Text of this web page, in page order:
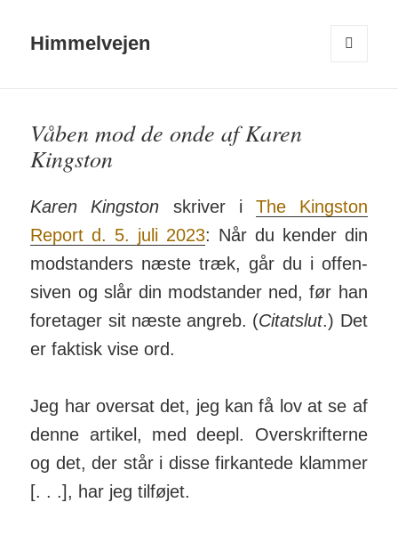
Himmelvejen
Våben mod de onde af Karen
Kingston
Karen Kingston skriver i The Kingston
Report d. 5. juli 2023: Når du kender din
mod­standers næste træk, går du i offen­
siven og slår din mod­stander ned, før han
fore­tager sit næste an­greb. (Citatslut.) Det
er fak­tisk vise ord.
Jeg har oversat det, jeg kan få lov at se af
denne artikel, med deepl. Over­skrif­terne
og det, der står i disse fir­kantede klammer
[. . .], har jeg til­føjet.